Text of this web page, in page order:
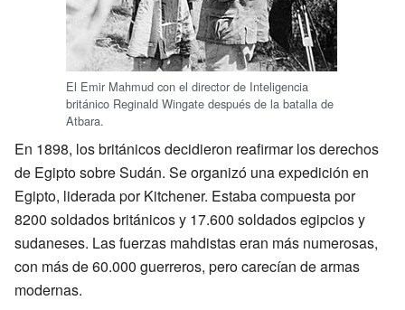
El Emir Mahmud con el director de Inteligencia
británico Reginald Wingate después de la batalla de
Atbara.
En 1898, los británicos decidieron reafirmar los derechos
de Egipto sobre Sudán. Se organizó una expedición en
Egipto, liderada por Kitchener. Estaba compuesta por
8200 soldados británicos y 17.600 soldados egipcios y
sudaneses. Las fuerzas mahdistas eran más numerosas,
con más de 60.000 guerreros, pero carecían de armas
modernas.